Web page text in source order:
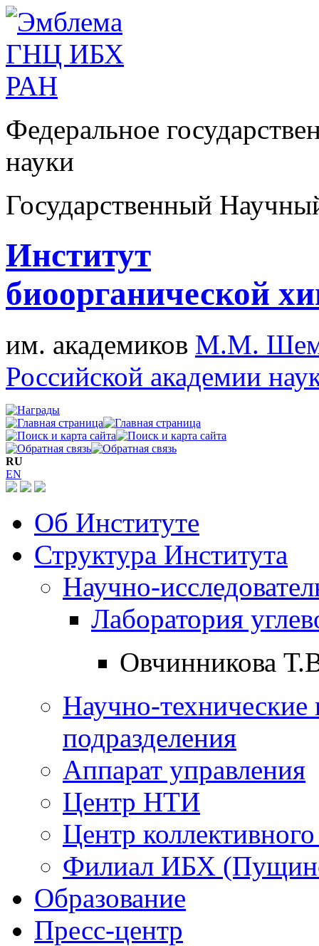
Федеральное
науки
Государственный
Институт
биоорганической
им. академиков М.М.
Российской академии
RU
EN
Об Институте
Структура Института
Научно-
Лаборатория
Овчинникова
Научно-технические
подразделения
Аппарат управления
Центр НТИ
Центр
Филиал ИБХ
Образование
Пресс-центр